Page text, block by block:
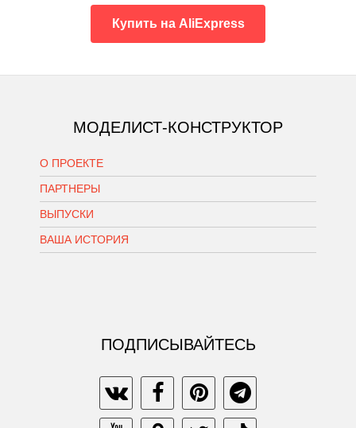
Купить на AliExpress
МОДЕЛИСТ-КОНСТРУКТОР
О ПРОЕКТЕ
ПАРТНЕРЫ
ВЫПУСКИ
ВАША ИСТОРИЯ
ПОДПИСЫВАЙТЕСЬ